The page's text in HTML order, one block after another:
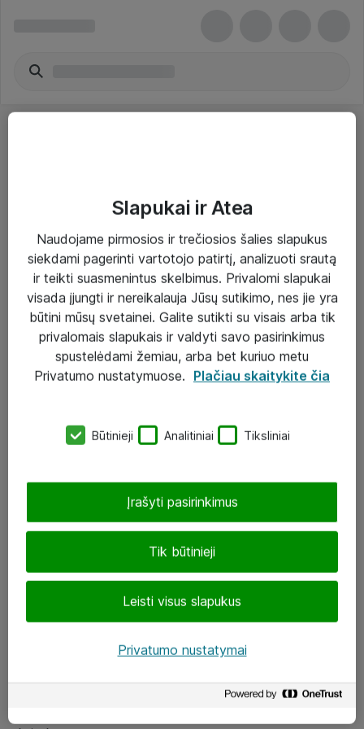
Paslaugos
Sprendimai
Įgyvendinti projektai
Atea ekspertų patarimai verslui
eShop@atea.lt
LinkedIn
Slapukai ir Atea
Naudojame pirmosios ir trečiosios šalies slapukus
siekdami pagerinti vartotojo patirtį, analizuoti srautą
ir teikti suasmenintus skelbimus. Privalomi slapukai
visada įjungti ir nereikalauja Jūsų sutikimo, nes jie yra
būtini mūsų svetainei. Galite sutikti su visais arba tik
privalomais slapukais ir valdyti savo pasirinkimus
spustelėdami žemiau, arba bet kuriuo metu
Privatumo nustatymuose. Plačiau skaitykite čia
Būtinieji Analitiniai Tiksliniai
Tik būtinieji
Leisti visus slapukus
Įrašyti pasirinkimus
Privatumo nustatymai